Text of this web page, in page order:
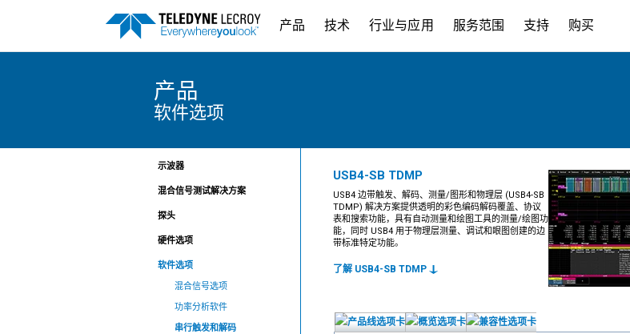
产品 技术 行业与应用 服务范围 支持 购买
产品
软件选项
USB4-SB TDMP
USB4 边带触发、解码、测量/图形和物理层 (USB4-SB
TDMP) 解决方案提供透明的彩色编码解码覆盖、协议
表和搜索功能，具有自动测量和绘图工具的测量/绘图功
能，同时 USB4 用于物理层测量、调试和眼图创建的边
带标准特定功能。
了解 USB4-SB TDMP
示波器
混合信号测试解决方案
探头
硬件选项
软件选项
混合信号选项
功率分析软件
串行触发和解码